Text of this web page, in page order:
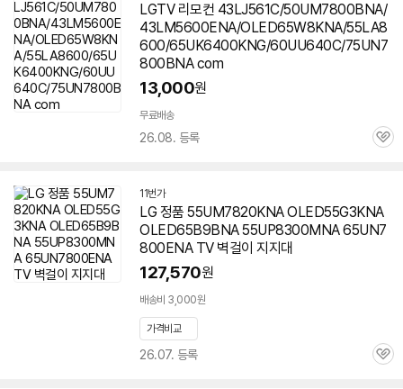
LGTV 리모컨 43LJ561C/50UM7800BNA/
43LM5600ENA/OLED65W8KNA/55LA8
600/65UK6400KNG/60UU640C/75UN7
800BNA com
13,000원
무료배송
26.08. 등록
관
11번가
LG 정품 55UM7820KNA OLED55G3KNA
OLED65B9BNA 55UP8300MNA 65UN7
800ENA TV 벽걸이 지지대
127,570원
배송비 3,000원
가격비교
26.07. 등록
관